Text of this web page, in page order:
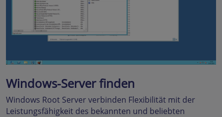
Windows-Server finden
Windows Root Server verbinden Flexibilität mit der
Leistungsfähigkeit des bekannten und beliebten